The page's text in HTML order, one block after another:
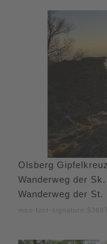
Olsberg
Wanderweg der
Wanderweg der
mso-font-